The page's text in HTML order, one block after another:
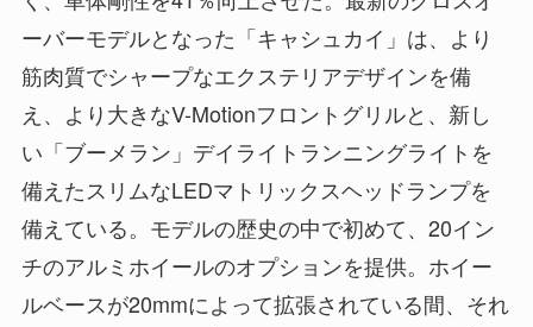
ーバーモデルとなった「キャシュカイ」は、より
筋肉質でシャープなエクステリアデザインを備
え、より大きなV-Motionフロントグリルと、新し
い「ブーメラン」デイライトランニングライトを
備えたスリムなLEDマトリックスヘッドランプを
備えている。モデルの歴史の中で初めて、20イン
チのアルミホイールのオプションを提供。ホイー
ルベースが20mmによって拡張されている間、それ